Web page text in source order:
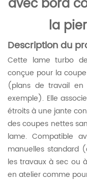
la
Description du
Cette lame turbo
conçue pour la
(plans de travail
exemple). Elle
étroits à une jante
des coupes nettes
lame. Compatible
manuelles
les travaux à sec ou
en atelier comme